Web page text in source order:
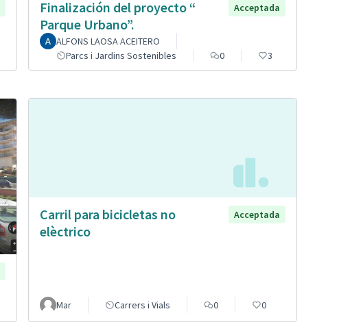
Finalización del proyecto “
Parque Urbano”.
Acceptada
ALFONS LAOSA ACEITERO
Parcs i Jardins Sostenibles
0 3
Carril para bicicletas no
elèctrico
Acceptada
Mar Carrers i Vials 0 0